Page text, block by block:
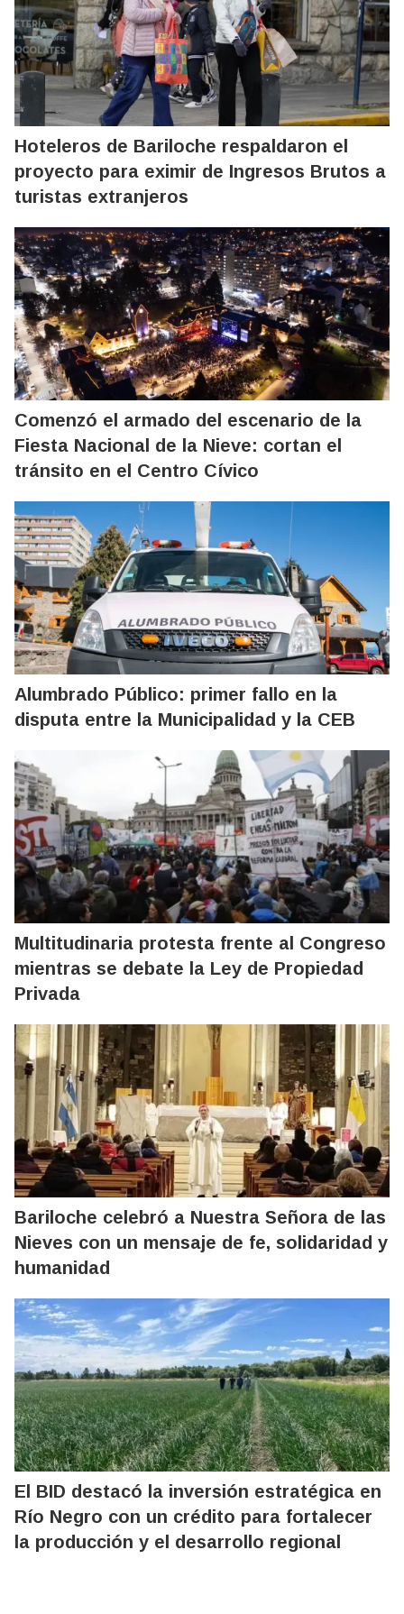
Hoteleros de Bariloche respaldaron el
proyecto para eximir de Ingresos Brutos a
turistas extranjeros
Comenzó el armado del escenario de la
Fiesta Nacional de la Nieve: cortan el
tránsito en el Centro Cívico
Alumbrado Público: primer fallo en la
disputa entre la Municipalidad y la CEB
Multitudinaria protesta frente al Congreso
mientras se debate la Ley de Propiedad
Privada
Bariloche celebró a Nuestra Señora de las
Nieves con un mensaje de fe, solidaridad y
humanidad
El BID destacó la inversión estratégica en
Río Negro con un crédito para fortalecer
la producción y el desarrollo regional